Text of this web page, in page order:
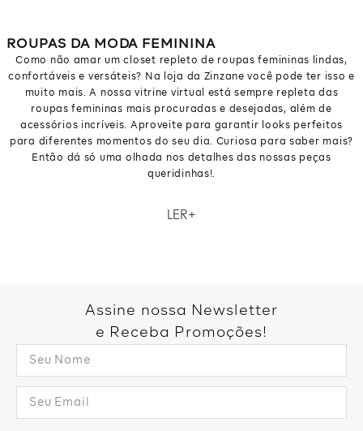
ROUPAS DA MODA FEMININA
Como não amar um closet repleto de roupas femininas lindas,
confortáveis e versáteis? Na loja da Zinzane você pode ter isso e
muito mais. A nossa vitrine virtual está sempre repleta das
roupas femininas mais procuradas e desejadas, além de
acessórios incríveis. Aproveite para garantir looks perfeitos
para diferentes momentos do seu dia. Curiosa para saber mais?
Então dá só uma olhada nos detalhes das nossas peças
queridinhas!.
LER
Como não amar um closet repleto de roupas femininas lindas,
Então dá só uma olhada nos detalhes das nossas peças
Assine nossa Newsletter
e Receba Promoções!